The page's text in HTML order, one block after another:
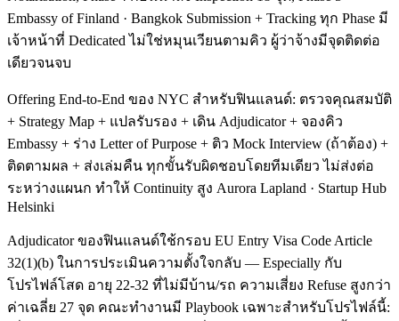
Embassy of Finland · Bangkok Submission + Tracking ทุก Phase มี
เจ้าหน้าที่ Dedicated ไม่ใช่หมุนเวียนตามคิว ผู้ว่าจ้างมีจุดติดต่อ
เดียวจนจบ
Offering End-to-End ของ NYC สำหรับฟินแลนด์: ตรวจคุณสมบัติ
+ Strategy Map + แปลรับรอง + เดิน Adjudicator + จองคิว
Embassy + ร่าง Letter of Purpose + ติว Mock Interview (ถ้าต้อง) +
ติดตามผล + ส่งเล่มคืน ทุกขั้นรับผิดชอบโดยทีมเดียว ไม่ส่งต่อ
ระหว่างแผนก ทำให้ Continuity สูง Aurora Lapland · Startup Hub
Helsinki
Adjudicator ของฟินแลนด์ใช้กรอบ EU Entry Visa Code Article
32(1)(b) ในการประเมินความตั้งใจกลับ — Especially กับ
โปรไฟล์โสด อายุ 22-32 ที่ไม่มีบ้าน/รถ ความเสี่ยง Refuse สูงกว่า
ค่าเฉลี่ย 27 จุด คณะทำงานมี Playbook เฉพาะสำหรับโปรไฟล์นี้: